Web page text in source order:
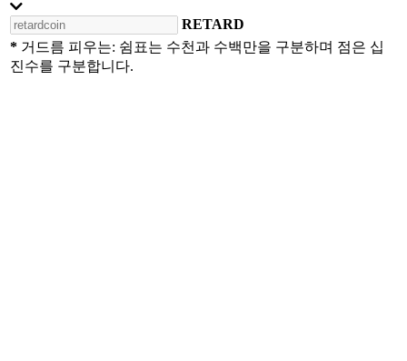
RETARD
* 거드름 피우는: 쉼표는 수천과 수백만을 구분하며 점은 십
진수를 구분합니다.